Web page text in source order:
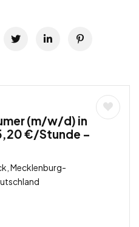
(m/w/d) in
€/Stunde –
Mecklenburg-